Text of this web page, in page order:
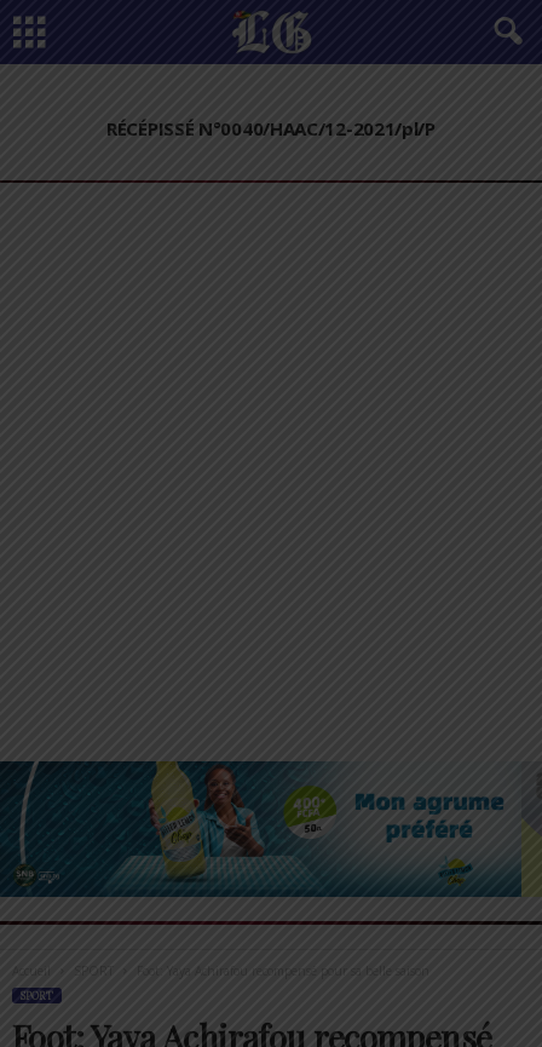
RÉCÉPISSÉ N°0040/HAAC/12-2021/pl/P
Accueil Foot: Yaya Achirafou recompensé pour sa belle saison
SPORT
Foot: Yaya Achirafou recompensé